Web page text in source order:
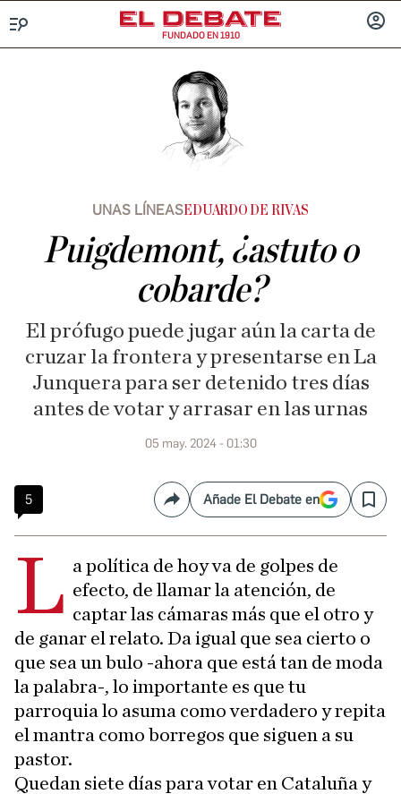
FUNDADO EN 1910
UNAS LÍNEAS EDUARDO DE RIVAS
Puigdemont, ¿astuto o
cobarde?
El prófugo puede jugar aún la carta de
cruzar la frontera y presentarse en La
Junquera para ser detenido tres días
antes de votar y arrasar en las urnas
05 may. 2024 - 01:30
5 CompartirAñade El Debate en Save
L a política de hoy va de golpes de
efecto, de llamar la atención, de
captar las cámaras más que el otro y
de ganar el relato. Da igual que sea cierto o
que sea un bulo -ahora que está tan de moda
la palabra-, lo importante es que tu
parroquia lo asuma como verdadero y repita
el mantra como borregos que siguen a su
pastor.
Quedan siete días para votar en Cataluña y